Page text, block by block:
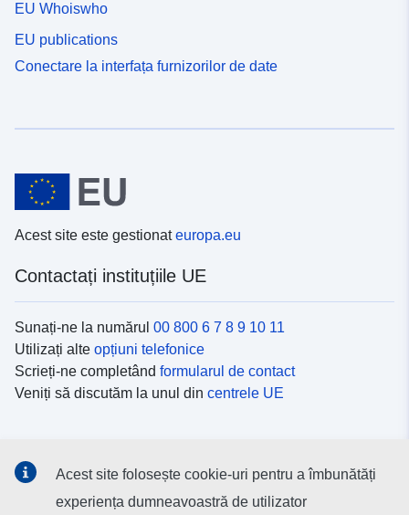
EU Whoiswho
EU publications
Conectare la interfața furnizorilor de date
Acest site este gestionateuropa.eu
Contactați instituțiile UE
Sunați-ne la numărul 00 800 6 7 8 9 10 11
Utilizați alte opțiuni telefonice
Scrieți-ne completând formularul de contact
Veniți să discutăm la unul din centrele UE
Descoperiți canalele UEpe rețelele sociale
Acest site folosește cookie-uri pentru a îmbunătăți
experiența dumneavoastră de utilizator